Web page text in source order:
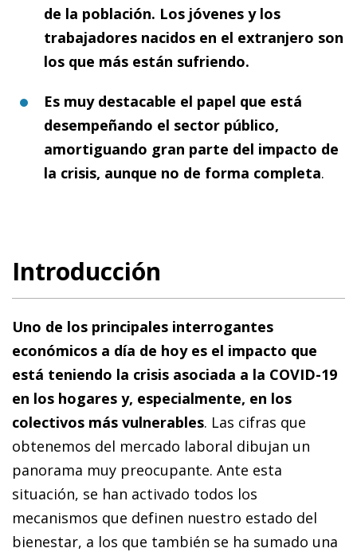
de la población. Los jóvenes y los
trabajadores nacidos en el extranjero son
los que más están sufriendo.
Es muy destacable el papel que está
desempeñando el sector público,
amortiguando gran parte del impacto de
la crisis, aunque no de forma completa.
Introducción
Uno de los principales interrogantes
económicos a día de hoy es el impacto que
está teniendo la crisis asociada a la COVID-19
en los hogares y, especialmente, en los
colectivos más vulnerables. Las cifras que
obtenemos del mercado laboral dibujan un
panorama muy preocupante. Ante esta
situación, se han activado todos los
mecanismos que definen nuestro estado del
bienestar, a los que también se ha sumado una